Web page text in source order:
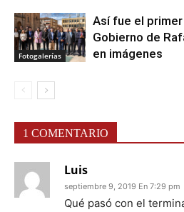
Fotogalerías
Así fue el
Gobierno de
en imágenes
1 COMENTARIO
Luis
septiembre 9, 2019 En 7:29 pm
Qué pasó con el